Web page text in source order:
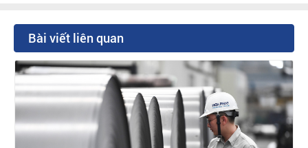
Bài viết liên quan